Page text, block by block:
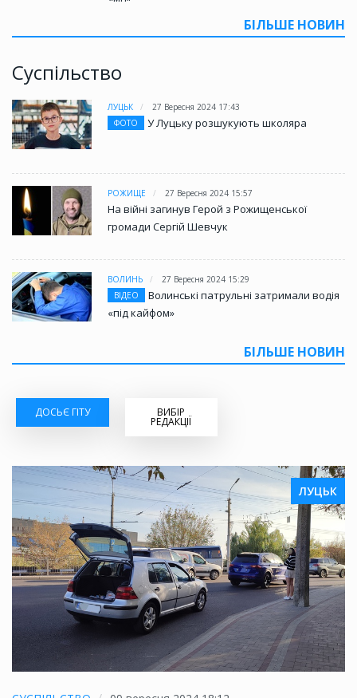
БІЛЬШЕ НОВИН
Суспільство
ЛУЦЬК
27 Вересня 2024 17:43
ФОТО
У Луцьку розшукують школяра
РОЖИЩЕ 27 Вересня 2024 15:57
На війні загинув Герой з Рожищенської
громади Сергій Шевчук
ВОЛИНЬ
27 Вересня 2024 15:29
ВІДЕО
Волинські патрульні затримали водія
«під кайфом»
БІЛЬШЕ НОВИН
ДОСЬЄ ГІТУ ВИБІР
РЕДАКЦІЇ
ЛУЦЬК